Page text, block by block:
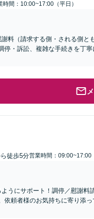
時間：10:00~17:00（平日）
料（請求する側・される側と
・訴訟、複雑な手続きを丁
徒歩5分営業時間：09:00~17:00
うにサポート！調停／慰謝
頼者様のお気持ちに寄り添